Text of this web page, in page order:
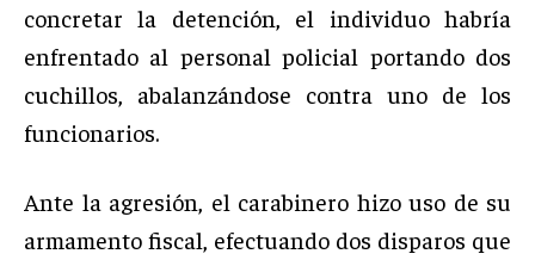
concretar la detención, el individuo habría
enfrentado al personal policial portando dos
cuchillos, abalanzándose contra uno de los
funcionarios.
Ante la agresión, el carabinero hizo uso de su
armamento fiscal, efectuando dos disparos que